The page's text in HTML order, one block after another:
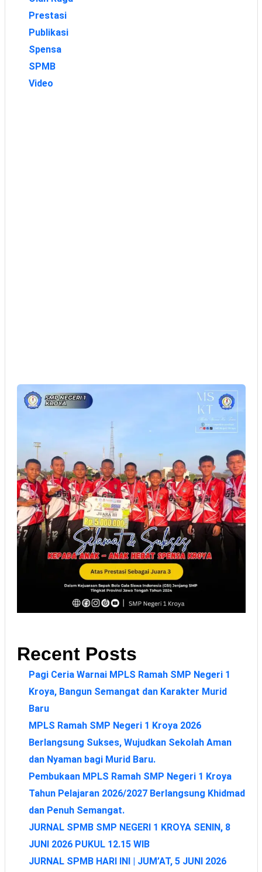
Prestasi
Publikasi
Spensa
SPMB
Video
Recent Posts
Pagi Ceria Warnai MPLS Ramah SMP Negeri 1
Kroya, Bangun Semangat dan Karakter Murid
Baru
MPLS Ramah SMP Negeri 1 Kroya 2026
Berlangsung Sukses, Wujudkan Sekolah Aman
dan Nyaman bagi Murid Baru.
Pembukaan MPLS Ramah SMP Negeri 1 Kroya
Tahun Pelajaran 2026/2027 Berlangsung Khidmad
dan Penuh Semangat.
JURNAL SPMB SMP NEGERI 1 KROYA SENIN, 8
JUNI 2026 PUKUL 12.15 WIB
JURNAL SPMB HARI INI | JUM’AT, 5 JUNI 2026